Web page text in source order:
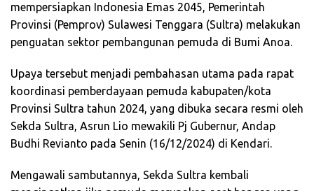
mempersiapkan Indonesia Emas 2045, Pemerintah
Provinsi (Pemprov) Sulawesi Tenggara (Sultra) melakukan
penguatan sektor pembangunan pemuda di Bumi Anoa.
Upaya tersebut menjadi pembahasan utama pada rapat
koordinasi pemberdayaan pemuda kabupaten/kota
Provinsi Sultra tahun 2024, yang dibuka secara resmi oleh
Sekda Sultra, Asrun Lio mewakili Pj Gubernur, Andap
Budhi Revianto pada Senin (16/12/2024) di Kendari.
Mengawali sambutannya, Sekda Sultra kembali